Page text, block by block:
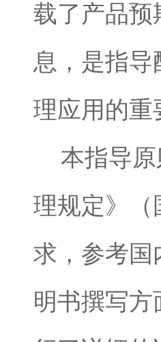
载了产品预
息，是指导
理应用的重
本指导
理规定》（
求，参考国
明书撰写